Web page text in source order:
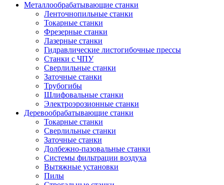
Металлообрабатывающие станки
Ленточнопильные станки
Токарные станки
Фрезерные станки
Лазерные станки
Гидравлические листогибочные прессы
Станки с ЧПУ
Сверлильные станки
Заточные станки
Трубогибы
Шлифовальные станки
Электроэрозионные станки
Деревообрабатывающие станки
Токарные станки
Сверлильные станки
Заточные станки
Долбежно-пазовальные станки
Системы фильтрации воздуха
Вытяжные установки
Пилы